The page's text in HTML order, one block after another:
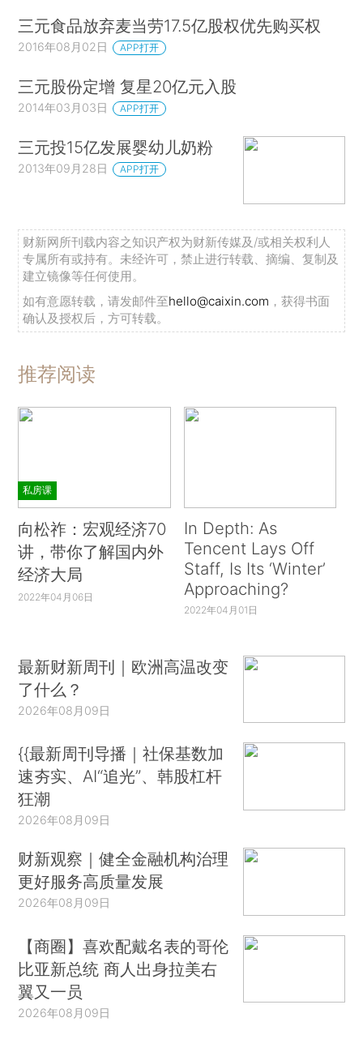
三元食品放弃麦当劳17.5亿股权优先购买权
2016年08月02日 APP打开
三元股份定增 复星20亿元入股
2014年03月03日 APP打开
三元投15亿发展婴幼儿奶粉
2013年09月28日 APP打开
财新网所刊载内容之知识产权为财新传媒及/或相关权利人
专属所有或持有。未经许可，禁止进行转载、摘编、复制及
建立镜像等任何使用。
如有意愿转载，请发邮件至hello@caixin.com ，获得书面
确认及授权后，方可转载。
推荐阅读
私房课
向松祚：宏观经济70
讲，带你了解国内外
经济大局
2022年04月06日
In Depth: As
Tencent Lays Off
Staff, Is Its ‘Winter’
Approaching?
2022年04月01日
最新财新周刊｜欧洲高温改变
了什么？
2026年08月09日
{{最新周刊导播｜社保基数加
速夯实、AI“追光”、韩股杠杆
狂潮
2026年08月09日
财新观察｜健全金融机构治理
更好服务高质量发展
2026年08月09日
【商圈】喜欢配戴名表的哥伦
比亚新总统 商人出身拉美右
翼又一员
2026年08月09日